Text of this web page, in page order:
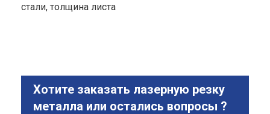
стали, толщина листа
Хотите заказать лазерную резку
металла или остались вопросы ?